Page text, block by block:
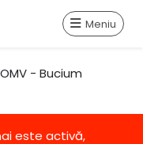
Meniu
- Bucium
este activă,